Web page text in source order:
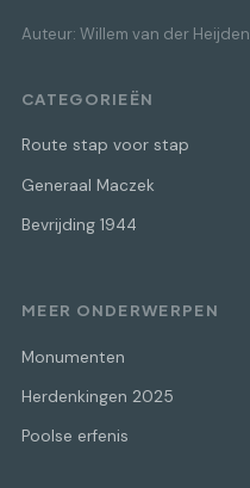
Auteur: Willem van der Heijden
CATEGORIEËN
Route stap voor stap
Generaal Maczek
Bevrijding 1944
MEER ONDERWERPEN
Monumenten
Herdenkingen 2025
Poolse erfenis